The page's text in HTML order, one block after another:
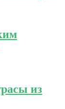
из